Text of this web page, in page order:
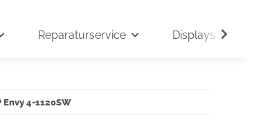
Reparaturservice Displays auf
Envy 4-1120SW